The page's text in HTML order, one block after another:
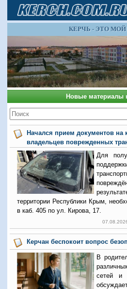
КЕРЧЬ - ЭТО МОЙ
Новые материалы
Начался прием документов на
владельцев поврежденных
Для
территории Республики Крым,
в каб. 405 по ул. Кирова, 17.
Керчан беспокоит вопрос
В
сетей и